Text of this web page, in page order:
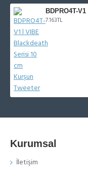
7.163TL
Kurumsal
İletişim